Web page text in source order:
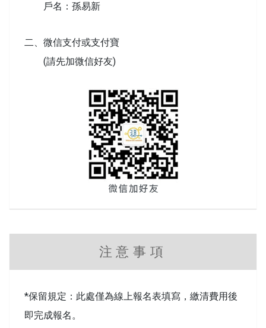
戶名：孫易新
二、微信支付或支付寶
(請先加微信好友)
注意事項
*保留規定：此處僅為線上報名表填寫，繳清費用後
即完成報名。